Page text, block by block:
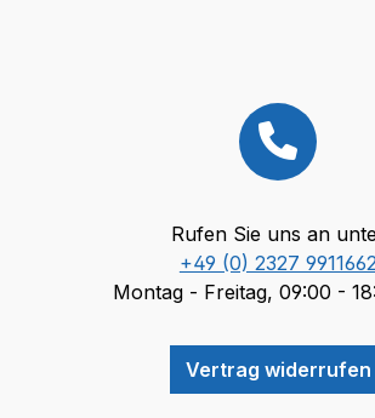
Rufen Sie uns an
+49 (0) 2327
Montag - Freitag, 09:00 -
Vertrag widerrufen